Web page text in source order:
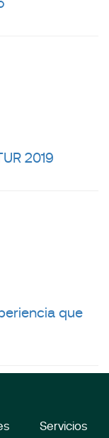
2019
que
Servicios